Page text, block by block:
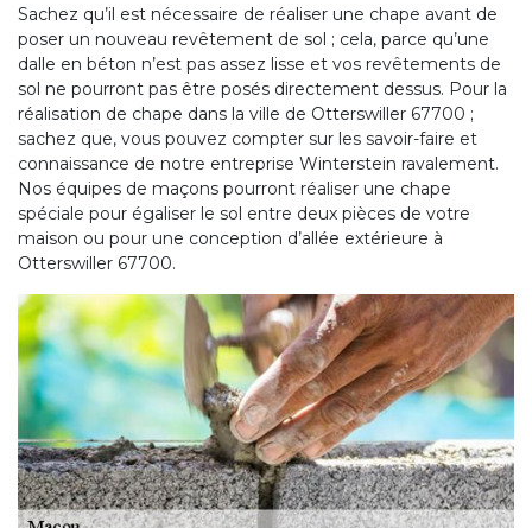
Sachez qu’il est nécessaire de réaliser une chape avant de
poser un nouveau revêtement de sol ; cela, parce qu’une
dalle en béton n’est pas assez lisse et vos revêtements de
sol ne pourront pas être posés directement dessus. Pour la
réalisation de chape dans la ville de Otterswiller 67700 ;
sachez que, vous pouvez compter sur les savoir-faire et
connaissance de notre entreprise Winterstein ravalement.
Nos équipes de maçons pourront réaliser une chape
spéciale pour égaliser le sol entre deux pièces de votre
maison ou pour une conception d’allée extérieure à
Otterswiller 67700.